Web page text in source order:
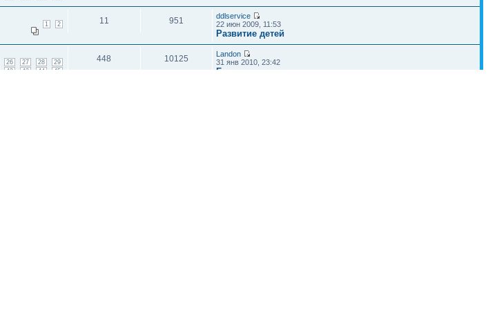
1 2 11 951
ddlservice
22 июн 2009, 11:53
Развитие детей
26 27 28
29
42 43 44 45
448 10125
Landon
31 янв 2010, 23:42
Беременные мамы